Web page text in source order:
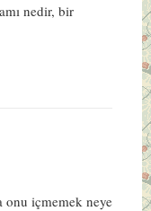
nedir, bir
içmemek neye